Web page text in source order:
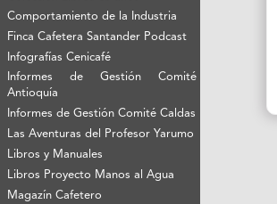
Comportamiento de la Industria
Finca Cafetera Santander Podcast
Infografías Cenicafé
Informes de Gestión Comité
Antioquía
Informes de Gestión Comité Caldas
Las Aventuras del Profesor Yarumo
Libros y Manuales
Libros Proyecto Manos al Agua
Magazín Cafetero